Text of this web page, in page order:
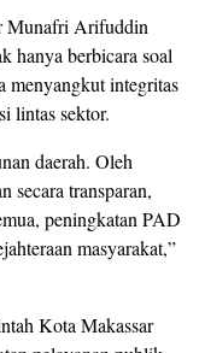
Munafri Arifuddin
hanya berbicara soal
menyangkut integritas
lintas sektor.
daerah. Oleh
secara transparan,
peningkatan PAD
masyarakat,”
Kota Makassar